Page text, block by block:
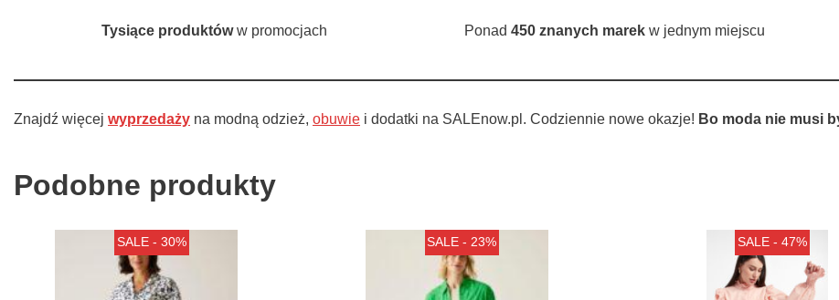
Tysiące produktóww promocjach Ponad 450 znanych marekw jednym miejscu
Znajdź więcej wyprzedaży na modną odzież, obuwie i dodatki na SALEnow.pl. Codziennie nowe okazje! Bo moda nie musi
Podobne produkty
SALE - 30% SALE - 23% SALE - 47%